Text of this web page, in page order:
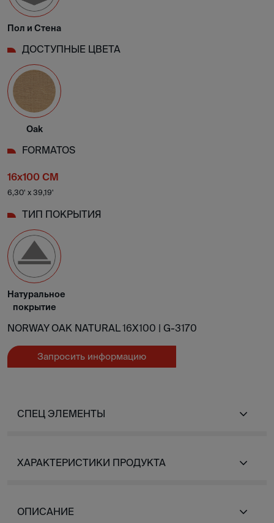
Пол и Стена
ДОСТУПНЫЕ ЦВЕТА
Oak
FORMATOS
16x100 CM
6,30' x 39,19'
ТИП ПОКРЫТИЯ
Натуральное
покрытие
NORWAY OAK NATURAL 16X100 | G-3170
Запросить информацию
СПЕЦ ЭЛЕМЕНТЫ
ХАРАКТЕРИСТИКИ ПРОДУКТА
ОПИСАНИЕ